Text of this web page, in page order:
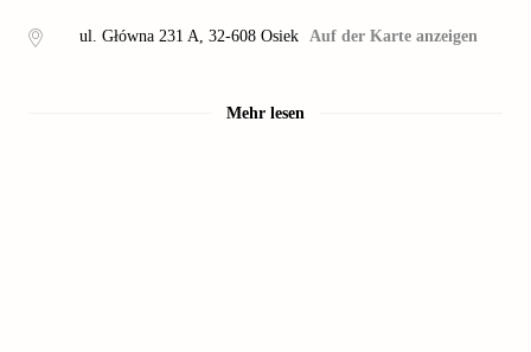
ul. Główna 231 A, 32-608 Osiek Auf der Karte anzeigen
Mehr lesen